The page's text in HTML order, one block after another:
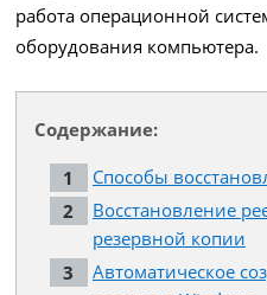
работа операционной
оборудования компьютера.
Содержание:
Способы
Восстановление
резервной копии
Автоматическое